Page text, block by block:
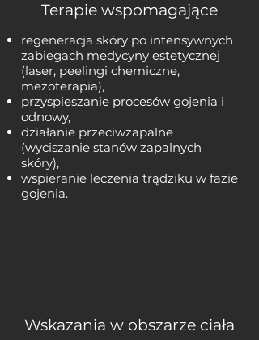
Terapie wspomagające
regeneracja skóry po intensywnych
zabiegach medycyny estetycznej
(laser, peelingi chemiczne,
mezoterapia),
przyspieszanie procesów gojenia i
odnowy,
działanie przeciwzapalne
(wyciszanie stanów zapalnych
skóry),
wspieranie leczenia trądziku w fazie
gojenia.
Wskazania w obszarze ciała